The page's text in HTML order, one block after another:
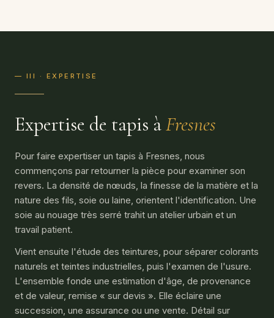
— III · EXPERTISE
Expertise de tapis àFresnes
Pour faire expertiser un tapis à Fresnes, nous
commençons par retourner la pièce pour examiner son
revers. La densité de nœuds, la finesse de la matière et la
nature des fils, soie ou laine, orientent l'identification. Une
soie au nouage très serré trahit un atelier urbain et un
travail patient.
Vient ensuite l'étude des teintures, pour séparer colorants
naturels et teintes industrielles, puis l'examen de l'usure.
L'ensemble fonde une estimation d'âge, de provenance
et de valeur, remise « sur devis ». Elle éclaire une
succession, une assurance ou une vente. Détail sur